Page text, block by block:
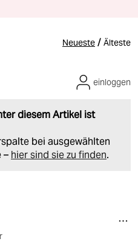
Neueste / Älteste
diesem Artikel ist
bei ausgewählten
– hier sind sie zu finden.
einloggen